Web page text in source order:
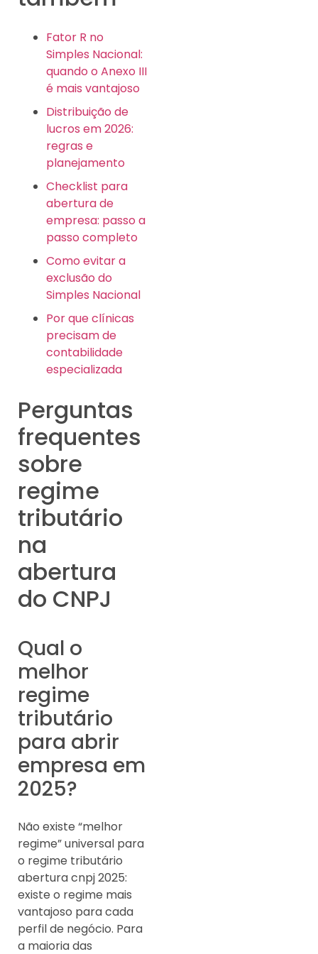
Fator R no
Simples Nacional:
quando o Anexo III
é mais vantajoso
Distribuição de
lucros em 2026:
regras e
planejamento
Checklist para
abertura de
empresa: passo a
passo completo
Como evitar a
exclusão do
Simples Nacional
Por que clínicas
precisam de
contabilidade
especializada
Perguntas
frequentes
sobre
regime
tributário
na
abertura
do CNPJ
Qual o
melhor
regime
tributário
para abrir
empresa em
2025?
Não existe “melhor
regime” universal para
o regime tributário
abertura cnpj 2025:
existe o regime mais
vantajoso para cada
perfil de negócio. Para
a maioria das